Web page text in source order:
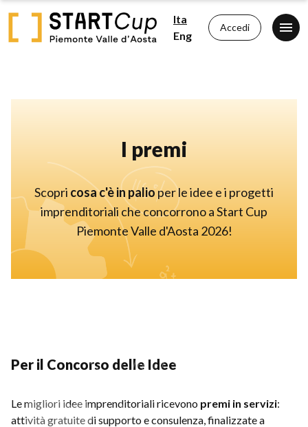
Ita
Eng
Accedi
I premi
Scopri cosa c'è in palioper le idee e i progetti
imprenditoriali che concorrono a Start Cup
Piemonte Valle d'Aosta 2026!
Per il Concorso delle Idee
Le migliori idee imprenditoriali ricevono premi in servizi:
attività gratuite di supporto e consulenza, finalizzate a